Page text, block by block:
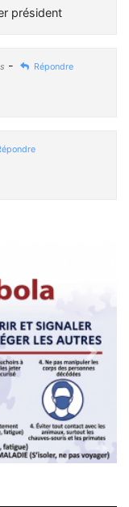
président
- Répondre
Next